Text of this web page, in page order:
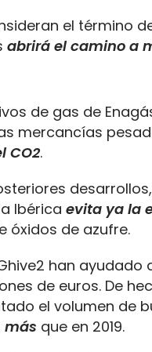
el término
abrirá el camino a
de gas de
mercancías
CO2.
Ibérica evita ya la
óxidos de azufre.
han
de euros. De
el volumen de
más que en 2019.